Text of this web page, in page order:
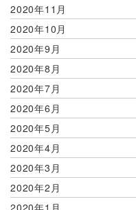
2020年11月
2020年10月
2020年9月
2020年8月
2020年7月
2020年6月
2020年5月
2020年4月
2020年3月
2020年2月
2020年1月